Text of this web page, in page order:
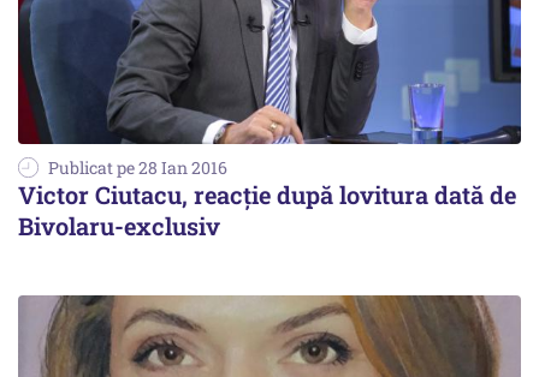
Publicat pe 28 Ian 2016
Victor Ciutacu, reacție după lovitura dată de
Bivolaru-exclusiv